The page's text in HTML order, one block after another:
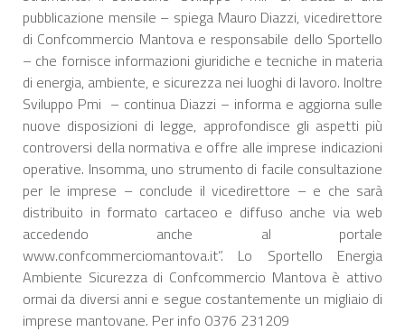
pubblicazione mensile – spiega Mauro Diazzi, vicedirettore
di Confcommercio Mantova e responsabile dello Sportello
– che fornisce informazioni giuridiche e tecniche in materia
di energia, ambiente, e sicurezza nei luoghi di lavoro. Inoltre
Sviluppo Pmi – continua Diazzi – informa e aggiorna sulle
nuove disposizioni di legge, approfondisce gli aspetti più
controversi della normativa e offre alle imprese indicazioni
operative. Insomma, uno strumento di facile consultazione
per le imprese – conclude il vicedirettore – e che sarà
distribuito in formato cartaceo e diffuso anche via web
accedendo anche al portale
www.confcommerciomantova.it”. Lo Sportello Energia
Ambiente Sicurezza di Confcommercio Mantova è attivo
ormai da diversi anni e segue costantemente un migliaio di
imprese mantovane. Per info 0376 231209